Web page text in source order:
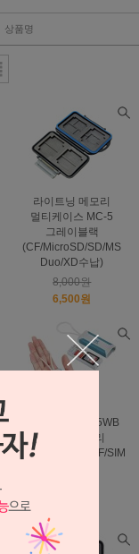
상품명
라이트닝 메모리
멀티케이스 MC-5
그레이블랙
(CF/MicroSD/SD/MS
Duo/XD수납)
8,000원
6,500원
JJC MCR-STM5WB
포터블 메모리
멀티케이스 SD/TF/SIM